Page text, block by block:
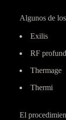
Algunos de
Exilis
RF
Thermage
Thermi
El